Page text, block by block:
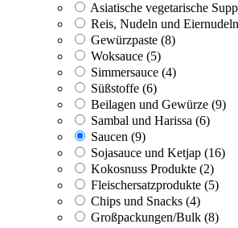
Asiatische vegetarische
Reis, Nudeln und Eiernudeln
Gewürzpaste (8)
Woksauce (5)
Simmersauce (4)
Süßstoffe (6)
Beilagen und Gewürze (9)
Sambal und Harissa (6)
Saucen (9)
Sojasauce und Ketjap (16)
Kokosnuss Produkte (2)
Fleischersatzprodukte (5)
Chips und Snacks (4)
Großpackungen/Bulk (8)